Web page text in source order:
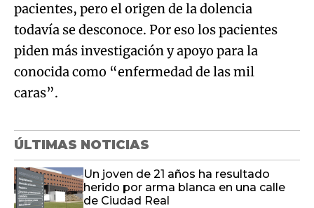
pacientes, pero el origen de la dolencia
todavía se desconoce. Por eso los pacientes
piden más investigación y apoyo para la
conocida como “enfermedad de las mil
caras”.
ÚLTIMAS NOTICIAS
Un joven de 21 años ha resultado
herido por arma blanca en una calle
de Ciudad Real